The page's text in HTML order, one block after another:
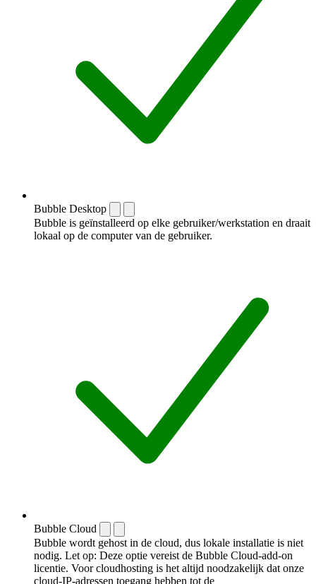
Bubble Desktop
Bubble is geïnstalleerd op elke gebruiker/werkstation en draait
lokaal op de computer van de gebruiker.
Bubble Cloud
Bubble wordt gehost in de cloud, dus lokale installatie is niet
nodig. Let op: Deze optie vereist de Bubble Cloud-add-on
licentie. Voor cloudhosting is het altijd noodzakelijk dat onze
cloud-IP-adressen toegang hebben tot de